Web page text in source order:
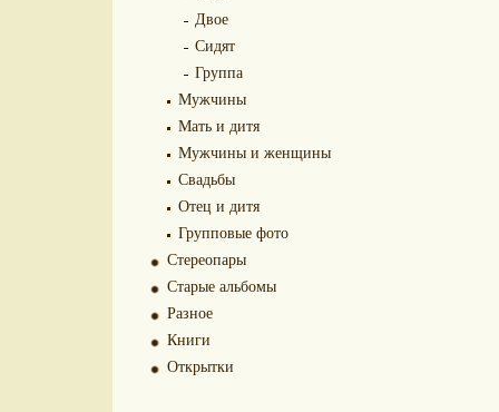
Двое
Сидят
Группа
Мужчины
Мать и дитя
Мужчины и женщины
Свадьбы
Отец и дитя
Групповые фото
Стереопары
Старые альбомы
Разное
Книги
Открытки